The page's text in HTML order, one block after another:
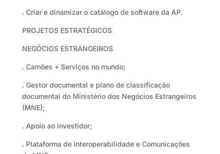
. Criar e dinamizar o catálogo de software da AP.
PROJETOS ESTRATÉGICOS
NEGÓCIOS ESTRANGEIROS
. Camões + Serviços no mundo;
. Gestor documental e plano de classificação
documental do Ministério dos Negócios Estrangeiros
(MNE);
. Apoio ao investidor;
. Plataforma de Interoperabilidade e Comunicações